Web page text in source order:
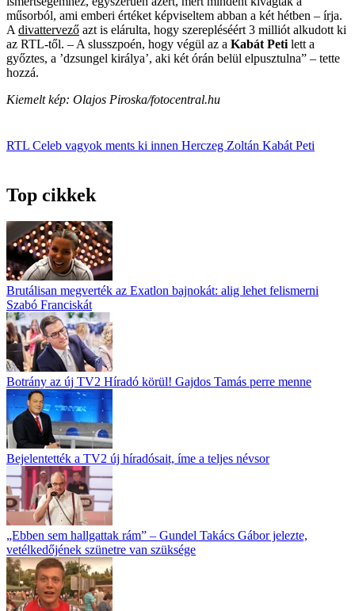
műsorból, ami emberi értéket képviseltem abban a két hétben – írja.
A divattervező azt is elárulta, hogy szerepléséért 3 milliót alkudott ki
az RTL-től. – A slusszpoén, hogy végül az a Kabát Peti lett a
győztes, a ’dzsungel királya’, aki két órán belül elpusztulna” – tette
hozzá.
Kiemelt kép: Olajos Piroska/fotocentral.hu
RTL Celeb vagyok ments ki innen Herczeg Zoltán Kabát Peti
Top cikkek
Brutálisan megverték az Exatlon bajnokát: alig lehet felismerni
Szabó Franciskát
Botrány az új TV2 Híradó körül! Gajdos Tamás perre menne
Bejelentették a TV2 új híradósait, íme a teljes névsor
„Ebben sem hallgattak rám” – Gundel Takács Gábor jelezte,
vetélkedőjének szünetre van szüksége